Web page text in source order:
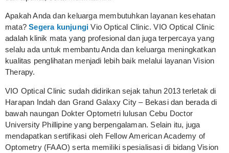
Apakah Anda dan keluarga membutuhkan layanan kesehatan
mata?Segera kunjungi Vio Optical Clinic. VIO Optical Clinic
adalah klinik mata yang profesional dan juga terpercaya yang
selalu ada untuk membantu Anda dan keluarga meningkatkan
kualitas penglihatan menjadi lebih baik melalui layanan Vision
Therapy.
VIO Optical Clinic sudah didirikan sejak tahun 2013 terletak di
Harapan Indah dan Grand Galaxy City – Bekasi dan berada di
bawah naungan Dokter Optometri lulusan Cebu Doctor
University Phillipine yang berpengalaman. Selain itu, juga
mendapatkan sertifikasi oleh Fellow American Academy of
Optometry (FAAO) serta memiliki spesialisasi di bidang Vision